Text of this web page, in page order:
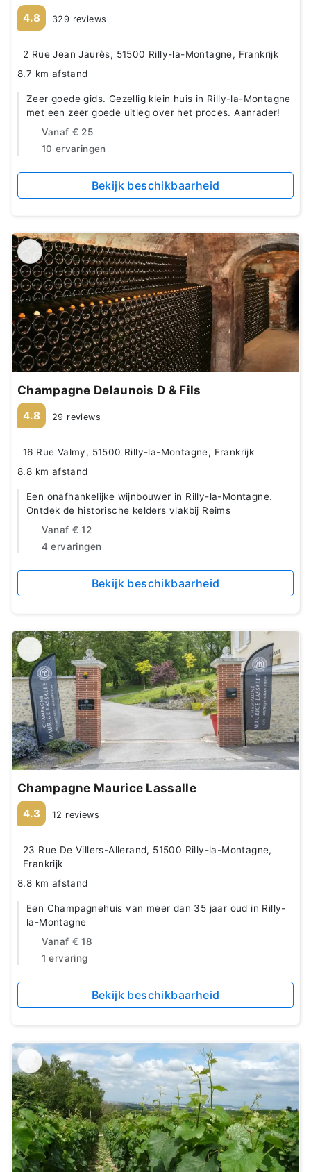
4.8 329 reviews
2 Rue Jean Jaurès, 51500 Rilly-la-Montagne, Frankrijk
8.7 km afstand
Zeer goede gids. Gezellig klein huis in Rilly-la-Montagne
met een zeer goede uitleg over het proces. Aanrader!
Vanaf € 25
10 ervaringen
Bekijk beschikbaarheid
Champagne Delaunois D & Fils
4.8 29 reviews
16 Rue Valmy, 51500 Rilly-la-Montagne, Frankrijk
8.8 km afstand
Een onafhankelijke wijnbouwer in Rilly-la-Montagne.
Ontdek de historische kelders vlakbij Reims
Vanaf € 12
4 ervaringen
Bekijk beschikbaarheid
Champagne Maurice Lassalle
4.3 12 reviews
23 Rue De Villers-Allerand, 51500 Rilly-la-Montagne,
Frankrijk
8.8 km afstand
Een Champagnehuis van meer dan 35 jaar oud in Rilly-
la-Montagne
Vanaf € 18
1 ervaring
Bekijk beschikbaarheid